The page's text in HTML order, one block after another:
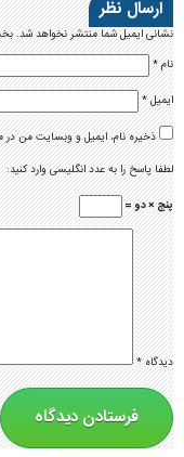
ارسال نظر
نشانی ایمیل شما منتشر نخواهد شد.
نام*
ایمیل*
ذخیره نام، ایمیل و وبسایت من در
لطفا پاسخ را به عدد انگلیسی وارد کنید:
پنج × دو =
دیدگاه*